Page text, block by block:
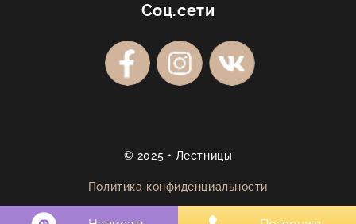
Соц.сети
© 2025 • Лестницы
Политика конфиденциальности
DrevStairs ИП Подскребкин В.П., УНП: 690463315